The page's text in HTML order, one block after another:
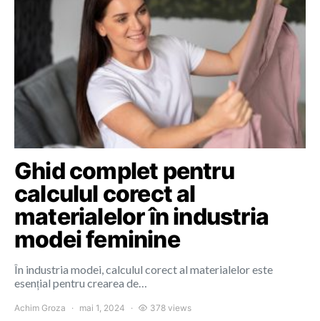
Ghid complet pentru
calculul corect al
materialelor în industria
modei feminine
În industria modei, calculul corect al materialelor este
esențial pentru crearea de…
Achim Groza mai 1, 2024 378 views